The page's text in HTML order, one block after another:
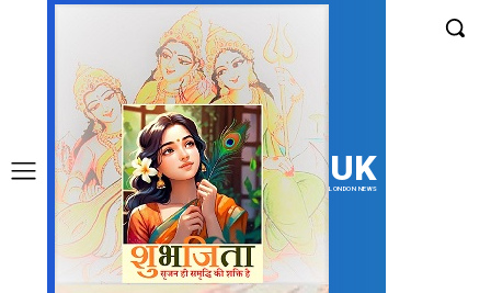
UK
LONDON NEWS